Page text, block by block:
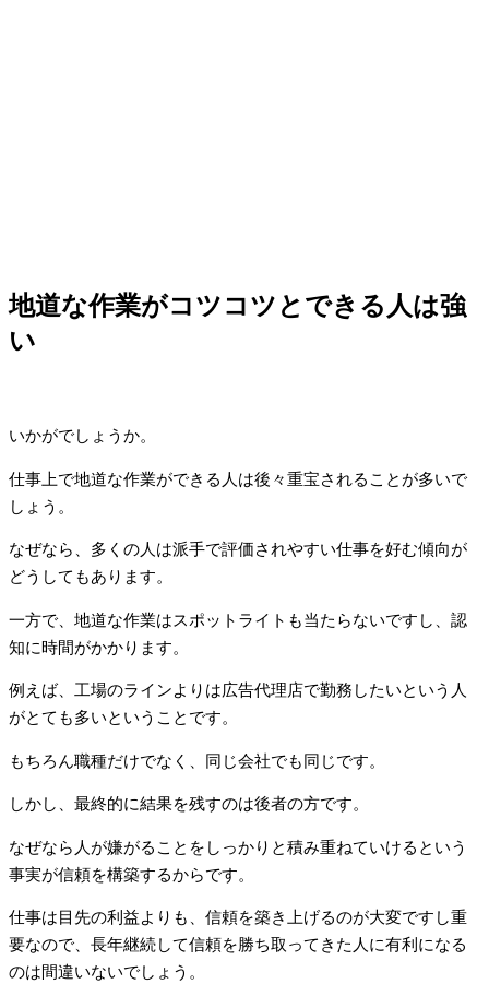
地道な作業がコツコツとできる人は強
い
いかがでしょうか。
仕事上で地道な作業ができる人は後々重宝されることが多いで
しょう。
なぜなら、多くの人は派手で評価されやすい仕事を好む傾向が
どうしてもあります。
一方で、地道な作業はスポットライトも当たらないですし、認
知に時間がかかります。
例えば、工場のラインよりは広告代理店で勤務したいという人
がとても多いということです。
もちろん職種だけでなく、同じ会社でも同じです。
しかし、最終的に結果を残すのは後者の方です。
なぜなら人が嫌がることをしっかりと積み重ねていけるという
事実が信頼を構築するからです。
仕事は目先の利益よりも、信頼を築き上げるのが大変ですし重
要なので、長年継続して信頼を勝ち取ってきた人に有利になる
のは間違いないでしょう。